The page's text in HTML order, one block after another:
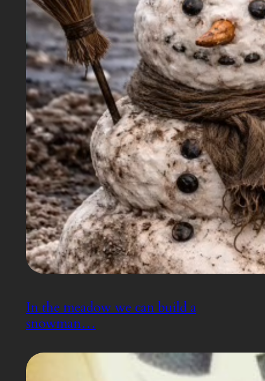
In the meadow we can build a
snowman…